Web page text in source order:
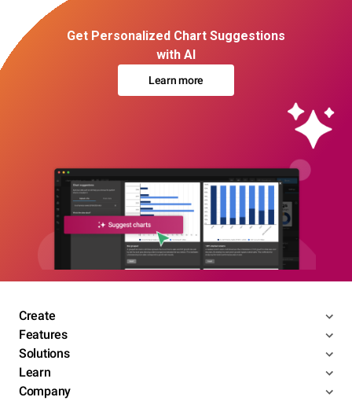
Get Personalized Chart Suggestions
with AI
Learn more
Create
Features
Solutions
Learn
Company